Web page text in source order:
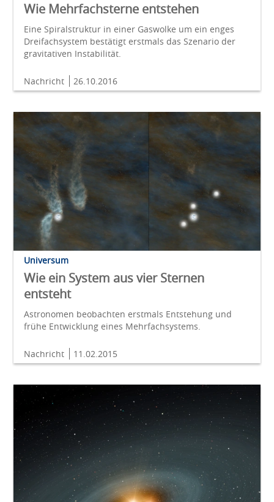
Wie Mehrfachsterne entstehen
Eine Spiralstruktur in einer Gaswolke um ein enges
Dreifachsystem bestätigt erstmals das Szenario der
gravitativen Instabilität.
Nachricht 26.10.2016
Universum
Wie ein System aus vier Sternen
entsteht
Astronomen beobachten erstmals Entstehung und
frühe Entwicklung eines Mehrfachsystems.
Nachricht 11.02.2015